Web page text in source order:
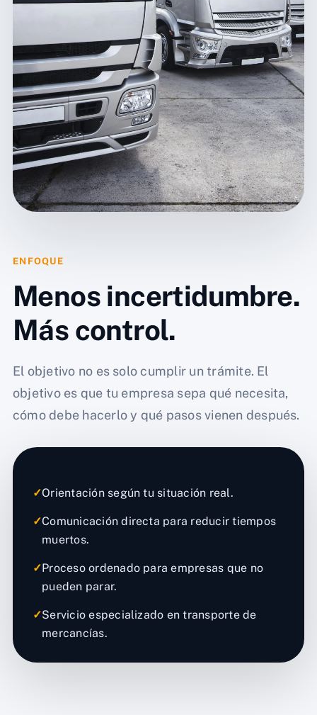
ENFOQUE
Menos incertidumbre.
Más control.
El objetivo no es solo cumplir un trámite. El
objetivo es que tu empresa sepa qué necesita,
cómo debe hacerlo y qué pasos vienen después.
✓Orientación según tu situación real.
✓Comunicación directa para reducir tiempos
muertos.
✓Proceso ordenado para empresas que no
pueden parar.
✓Servicio especializado en transporte de
mercancías.